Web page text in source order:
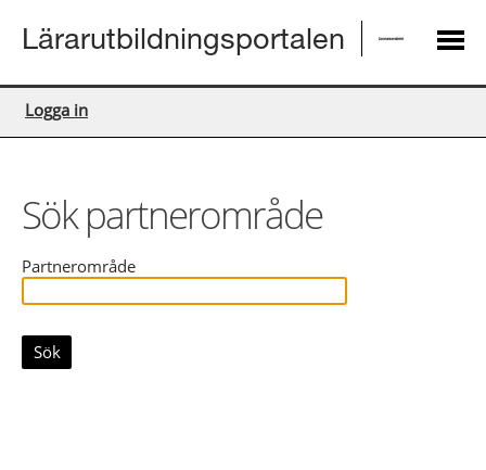
Lärarutbildningsportalen
Logga in